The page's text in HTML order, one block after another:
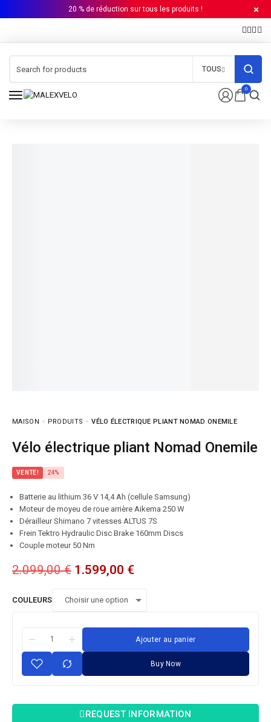
20 % de réduction sur tous les produits !
0
TOUS
MAISON PRODUITS VÉLO ÉLECTRIQUE PLIANT NOMAD ONEMILE
Vélo électrique pliant Nomad Onemile
VENTE! 24%
Batterie au lithium 36 V 14,4 Ah (cellule Samsung)
Moteur de moyeu de roue arrière Aikema 250 W
Dérailleur Shimano 7 vitesses ALTUS 7S
Frein Tektro Hydraulic Disc Brake 160mm Discs
Couple moteur 50 Nm
2.099,00€ 1.599,00 €
COULEURS
Ajouter au panier
Buy Now
REQUEST INFORMATION